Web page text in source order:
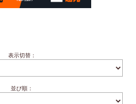
表示切替：
並び順：